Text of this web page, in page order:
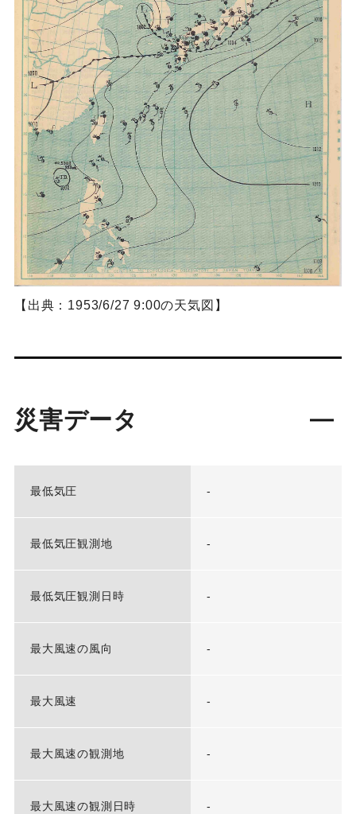
【出典：1953/6/27 9:00の天気図】
災害データ
最低気圧 -
最低気圧観測地 -
最低気圧観測日時 -
最大風速の風向 -
最大風速 -
最大風速の観測地 -
最大風速の観測日時 -